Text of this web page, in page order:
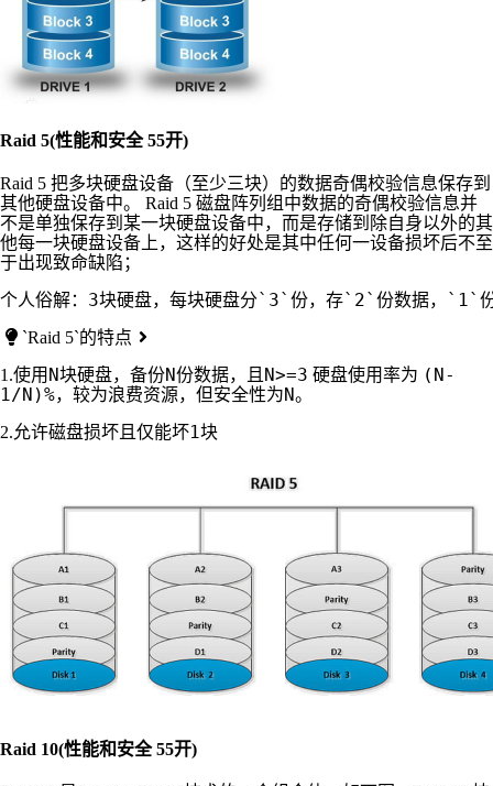
Raid 5(性能和安全 55开)
Raid 5 把多块硬盘设备（至少三块）的数据奇偶校验信息保存到
其他硬盘设备中。 Raid 5 磁盘阵列组中数据的奇偶校验信息并
不是单独保存到某一块硬盘设备中，而是存储到除自身以外的其
他每一块硬盘设备上，这样的好处是其中任何一设备损坏后不至
于出现致命缺陷；
`Raid 5`的特点
1.使用 N块硬盘，备份N份数据，且N>=3 硬盘使用率为 (N-
1/N)%，较为浪费资源，但安全性为N。
2.允许磁盘损坏且仅能坏1块
Raid 10(性能和安全 55开)